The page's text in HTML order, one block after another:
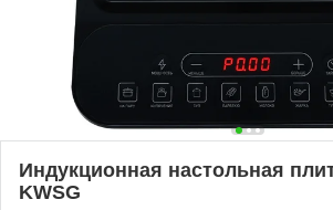
Индукционная настольная
KWSG